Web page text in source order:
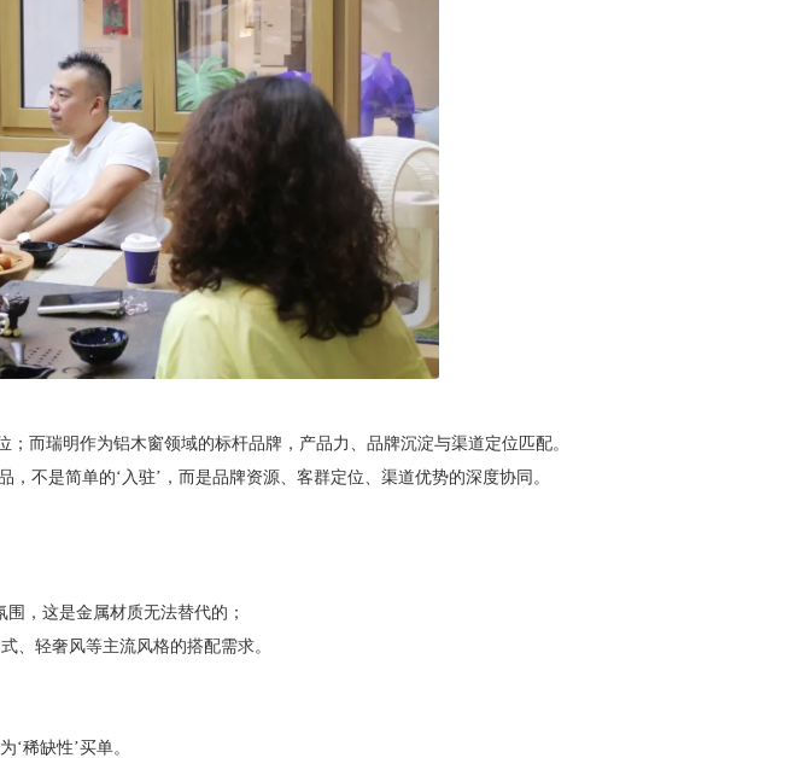
而瑞明作为铝木窗领域的标杆品牌，产品力、品牌沉淀与渠道定位匹配。
不是简单的‘入驻’，而是品牌资源、客群定位、渠道优势的深度协同。
，这是金属材质无法替代的；
、轻奢风等主流风格的搭配需求。
稀缺性’买单。